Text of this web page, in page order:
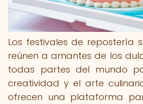
Los festivales de repostería
reúnen a amantes de los
todas partes del mundo
creatividad y el arte
ofrecen una plataforma